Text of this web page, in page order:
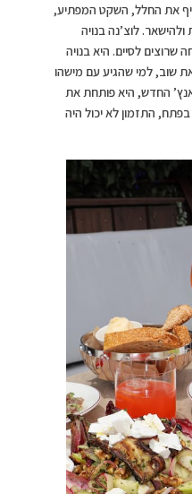
את החלל, השקט המפתיע,
לוצ’נה בנויה
שרוצים לסיים. היא בנויה
למי שהגיע עם מישהו
החדש, היא פותחת את
התזמון לא יכול היה